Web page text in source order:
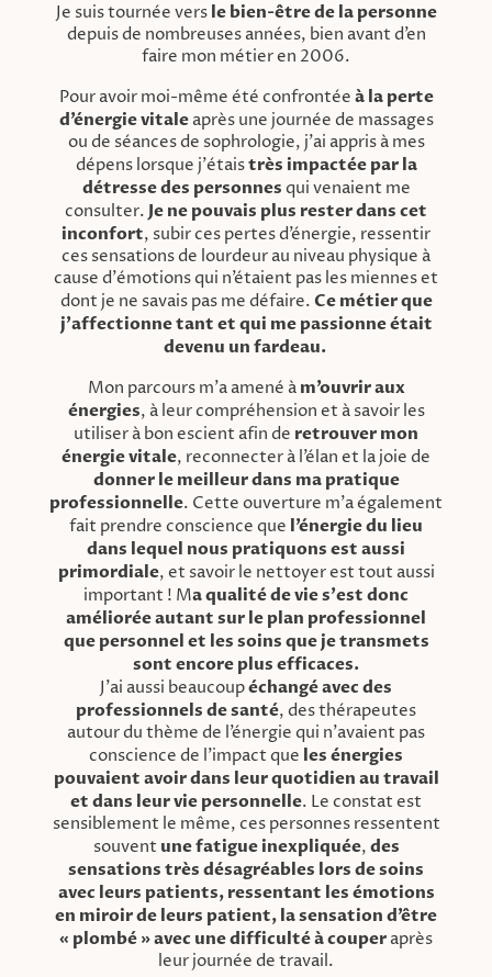
Je suis tournée vers le bien-être de la personne
depuis de nombreuses années, bien avant d’en
faire mon métier en 2006.
Pour avoir moi-même été confrontée à la perte
d’énergie vitaleaprès une journée de massages
ou de séances de sophrologie, j'ai appris à mes
dépens lorsque j'étaistrès impactée par la
détresse des personnes qui venaient me
consulter. Je ne pouvais plus rester dans cet
inconfort, subir ces pertes d’énergie, ressentir
ces sensations de lourdeur au niveau physique à
cause d'émotions qui n’étaient pas les miennes et
dont je ne savais pas me défaire. Ce métier que
j’affectionne tant et qui me passionne était
devenu un fardeau.
Mon parcours m’a amené à m’ouvrir aux
énergies, à leur compréhension et à savoir les
utiliser à bon escient afin de retrouver mon
énergie vitale, reconnecter à l’élan et la joie de
donner le meilleur dans ma pratique
professionnelle. Cette ouverture m'a également
fait prendre conscience que l’énergie du lieu
dans lequel nous pratiquons est aussi
primordiale, et savoir le nettoyer est tout aussi
important ! Ma qualité de vie s'est donc
améliorée autant sur le plan professionnel
que personnel et les soins que je transmets
sont encore plus efficaces.
J’ai aussi beaucoupéchangé avec des
professionnels de santé, des thérapeutes
autour du thème de l’énergie qui n’avaient pas
conscience de l’impact que les énergies
pouvaient avoir dans leur quotidien au travail
et dans leur vie personnelle. Le constat est
sensiblement le même, ces personnes ressentent
souvent une fatigue inexpliquée, des
sensations très désagréables lors de soins
avec leurs patients, ressentant les émotions
en miroir de leurs patient, la sensation d’être
« plombé » avec une difficulté à couper après
leur journée de travail.